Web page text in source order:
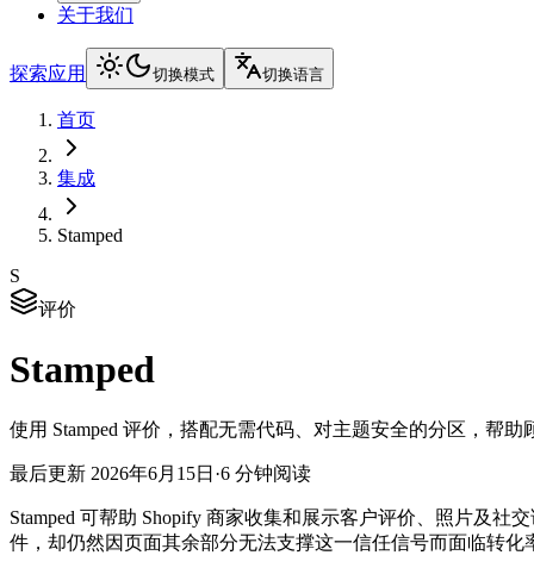
关于我们
探索应用 切换模式 切换语言
首页
集成
Stamped
S
评价
Stamped
使用 Stamped 评价，搭配无需代码、对主题安全的分区，帮
最后更新 2026年6月15日 ·6 分钟阅读
Stamped 可帮助 Shopify 商家收集和展示客户评价、照片及社
件，却仍然因页面其余部分无法支撑这一信任信号而面临转